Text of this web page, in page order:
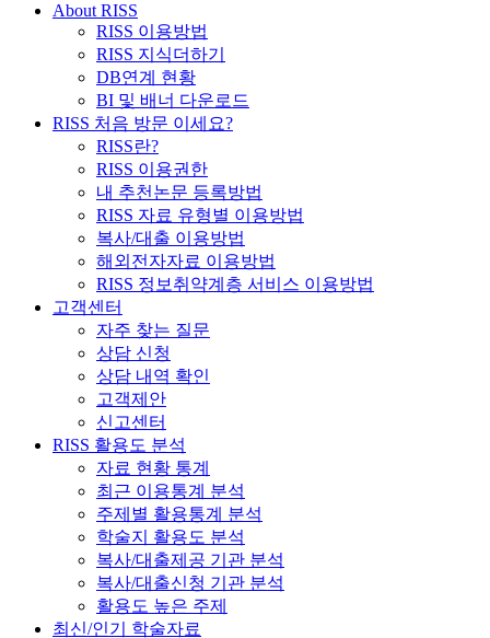
About RISS
RISS 이용방법
RISS 지식더하기
DB연계 현황
BI 및 배너 다운로드
RISS 처음 방문 이세요?
RISS란?
RISS 이용권한
내 추천논문 등록방법
RISS 자료 유형별 이용방법
복사/대출 이용방법
해외전자자료 이용방법
RISS 정보취약계층 서비스 이용방법
고객센터
자주 찾는 질문
상담 신청
상담 내역 확인
고객제안
신고센터
RISS 활용도 분석
자료 현황 통계
최근 이용통계 분석
주제별 활용통계 분석
학술지 활용도 분석
복사/대출제공 기관 분석
복사/대출신청 기관 분석
활용도 높은 주제
최신/인기 학술자료